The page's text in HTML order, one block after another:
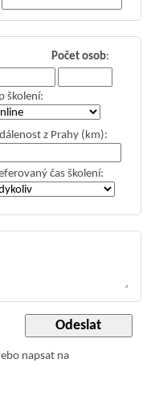
Počet osob:
školení:
z Prahy (km):
čas školení:
napsat na